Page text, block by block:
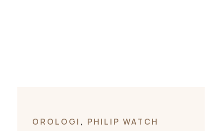
OROLOGI , PHILIP WATCH